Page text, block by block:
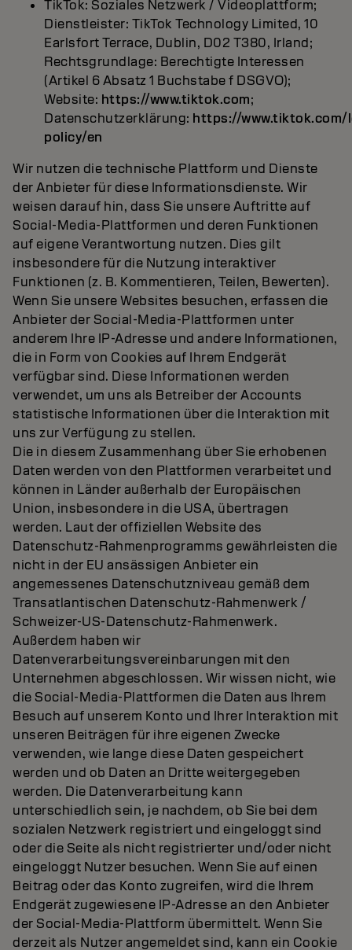
TikTok: Soziales Netzwerk / Videoplattform;
Dienstleister: TikTok Technology Limited, 10
Earlsfort Terrace, Dublin, D02 T380, Irland;
Rechtsgrundlage: Berechtigte Interessen
(Artikel 6 Absatz 1 Buchstabe f DSGVO);
Website: https://www.tiktok.com;
Datenschutzerklärung: https://www.tiktok.com/
policy/en
Wir nutzen die technische Plattform und Dienste
der Anbieter für diese Informationsdienste. Wir
weisen darauf hin, dass Sie unsere Auftritte auf
Social-Media-Plattformen und deren Funktionen
auf eigene Verantwortung nutzen. Dies gilt
insbesondere für die Nutzung interaktiver
Funktionen (z. B. Kommentieren, Teilen, Bewerten).
Wenn Sie unsere Websites besuchen, erfassen die
Anbieter der Social-Media-Plattformen unter
anderem Ihre IP-Adresse und andere Informationen,
die in Form von Cookies auf Ihrem Endgerät
verfügbar sind. Diese Informationen werden
verwendet, um uns als Betreiber der Accounts
statistische Informationen über die Interaktion mit
uns zur Verfügung zu stellen.
Die in diesem Zusammenhang über Sie erhobenen
Daten werden von den Plattformen verarbeitet und
können in Länder außerhalb der Europäischen
Union, insbesondere in die USA, übertragen
werden. Laut der offiziellen Website des
Datenschutz-Rahmenprogramms gewährleisten die
nicht in der EU ansässigen Anbieter ein
angemessenes Datenschutzniveau gemäß dem
Transatlantischen Datenschutz-Rahmenwerk /
Schweizer-US-Datenschutz-Rahmenwerk.
Außerdem haben wir
Datenverarbeitungsvereinbarungen mit den
Unternehmen abgeschlossen. Wir wissen nicht, wie
die Social-Media-Plattformen die Daten aus Ihrem
Besuch auf unserem Konto und Ihrer Interaktion mit
unseren Beiträgen für ihre eigenen Zwecke
verwenden, wie lange diese Daten gespeichert
werden und ob Daten an Dritte weitergegeben
werden. Die Datenverarbeitung kann
unterschiedlich sein, je nachdem, ob Sie bei dem
sozialen Netzwerk registriert und eingeloggt sind
oder die Seite als nicht registrierter und/oder nicht
eingeloggt Nutzer besuchen. Wenn Sie auf einen
Beitrag oder das Konto zugreifen, wird die Ihrem
Endgerät zugewiesene IP-Adresse an den Anbieter
der Social-Media-Plattform übermittelt. Wenn Sie
derzeit als Nutzer angemeldet sind, kann ein Cookie